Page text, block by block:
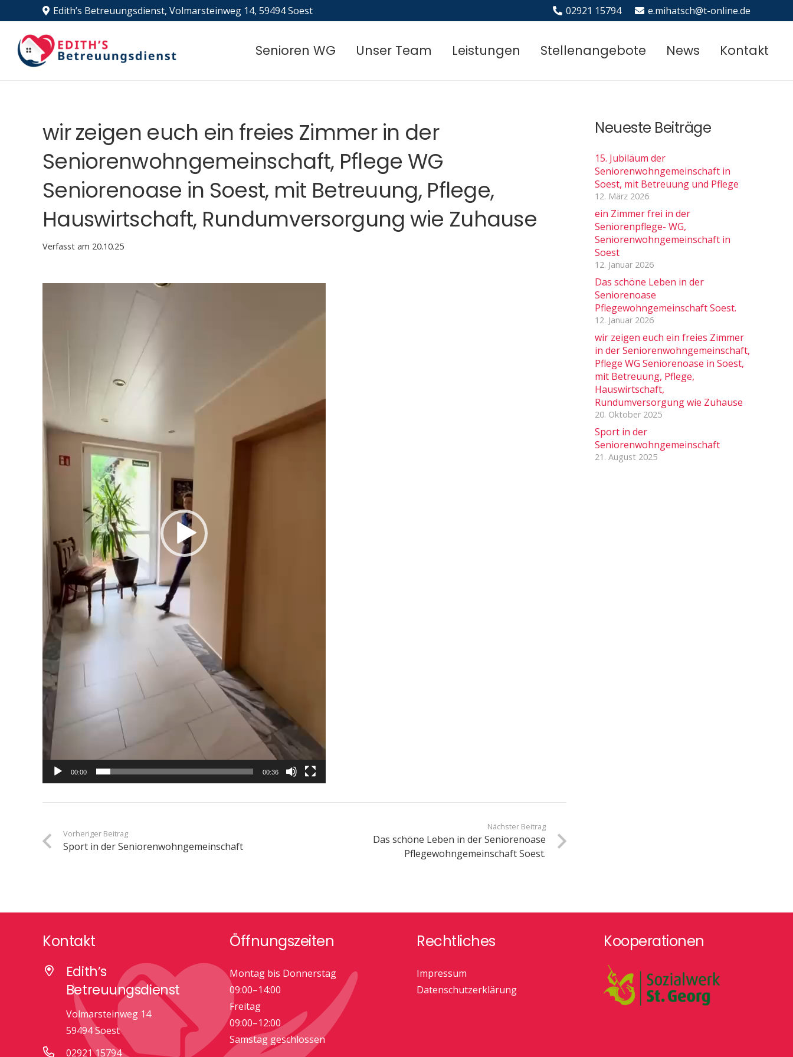
Edith’s Betreuungsdienst, Volmarsteinweg 14, 59494 Soest 02921 15794 e.mihatsch@t-online.de
Senioren WG Unser Team Leistungen Stellenangebote News Kontakt
wir zeigen euch ein freies Zimmer in der
Seniorenwohngemeinschaft, Pflege WG
Seniorenoase in Soest, mit Betreuung, Pflege,
Hauswirtschaft, Rundumversorgung wie Zuhause
Verfasst am 20.10.25
00:00 00:36
Vorheriger Beitrag
Sport in der Seniorenwohngemeinschaft
Nächster Beitrag
Das schöne Leben in der Seniorenoase
Pflegewohngemeinschaft Soest.
Neueste Beiträge
15. Jubiläum der
Seniorenwohngemeinschaft in
Soest, mit Betreuung und Pflege
12. März 2026
ein Zimmer frei in der
Seniorenpflege- WG,
Seniorenwohngemeinschaft in
Soest
12. Januar 2026
Das schöne Leben in der
Seniorenoase
Pflegewohngemeinschaft Soest.
12. Januar 2026
wir zeigen euch ein freies Zimmer
in der Seniorenwohngemeinschaft,
Pflege WG Seniorenoase in Soest,
mit Betreuung, Pflege,
Hauswirtschaft,
Rundumversorgung wie Zuhause
20. Oktober 2025
Sport in der
Seniorenwohngemeinschaft
21. August 2025
Kontakt
Edith’s
Betreuungsdienst
Volmarsteinweg 14
59494 Soest
02921 15794
Öffnungszeiten
Montag bis Donnerstag
09:00–14:00
Freitag
09:00–12:00
Samstag geschlossen
Rechtliches
Impressum
Datenschutzerklärung
Kooperationen